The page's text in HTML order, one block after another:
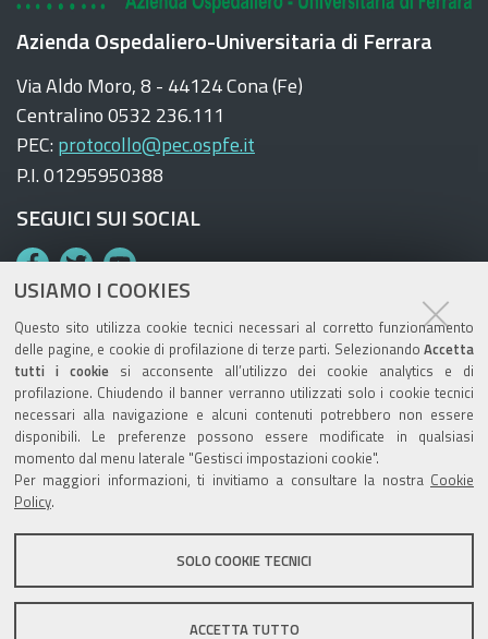
USIAMO I COOKIES
Questo sito utilizza cookie tecnici necessari al corretto funzionamento
delle pagine, e cookie di profilazione di terze parti. Selezionando Accetta
tutti i cookiesi acconsente all’utilizzo dei cookie analytics e di
profilazione. Chiudendo il banner verranno utilizzati solo i cookie tecnici
necessari alla navigazione e alcuni contenuti potrebbero non essere
disponibili. Le preferenze possono essere modificate in qualsiasi
momento dal menu laterale "Gestisci impostazioni cookie".
Per maggiori informazioni, ti invitiamo a consultare la nostra Cookie
Policy.
SOLO COOKIE TECNICI
ACCETTA TUTTO
Azienda Ospedaliero-Universitaria di Ferrara
Via Aldo Moro, 8 - 44124 Cona (Fe)
Centralino 0532 236.111
PEC: protocollo@pec.ospfe.it
P.I. 01295950388
SEGUICI SUI SOCIAL
F
a
c
e
b
o
o
k
T
w
t
t
e
r
Y
o
u
T
u
b
e
TRASPARENZA
Amministrazione trasparente AUSL
Amministrazione trasparente OSPFE
LA NOSTRA REDAZIONE
Mappa del sito Note legali